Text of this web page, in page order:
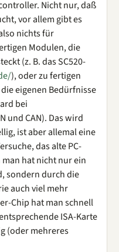
Nicht nur, daß
vor allem gibt es
nichts für
Modulen, die
(z. B. das SC520-
), oder zu fertigen
eigenen Bedürfnisse
bei
und CAN). Das wird
ist aber allemal eine
das alte PC-
hat nicht nur ein
sondern durch die
auch viel mehr
Chip hat man schnell
ISA-Karte
(oder mehreres